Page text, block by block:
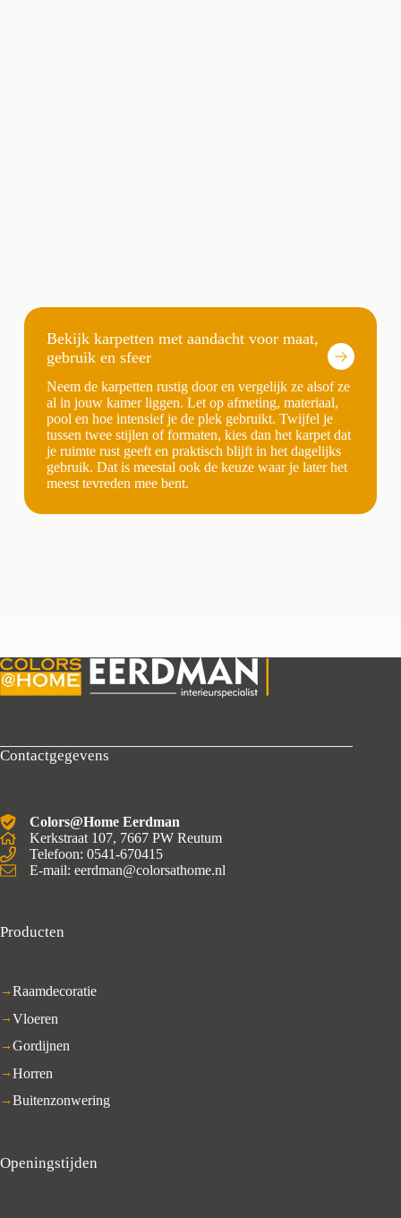
Bekijk karpetten met aandacht voor maat,
gebruik en sfeer
Neem de karpetten rustig door en vergelijk ze alsof ze
al in jouw kamer liggen. Let op afmeting, materiaal,
pool en hoe intensief je de plek gebruikt. Twijfel je
tussen twee stijlen of formaten, kies dan het karpet dat
je ruimte rust geeft en praktisch blijft in het dagelijks
gebruik. Dat is meestal ook de keuze waar je later het
meest tevreden mee bent.
Contactgegevens
Colors@Home Eerdman
Kerkstraat 107, 7667 PW Reutum
Telefoon: 0541-670415
E-mail: eerdman@colorsathome.nl
Producten
Raamdecoratie
Vloeren
Gordijnen
Horren
Buitenzonwering
Openingstijden